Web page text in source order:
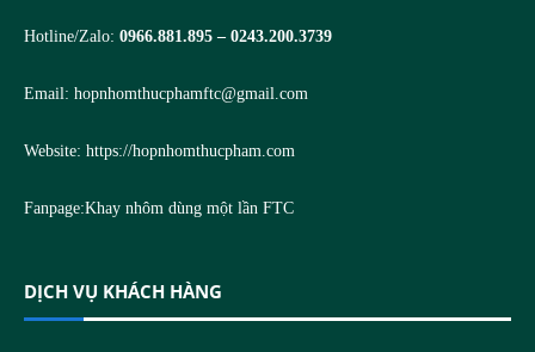
Hotline/Zalo: 0966.881.895 – 0243.200.3739
Email: hopnhomthucphamftc@gmail.com
Website: https://hopnhomthucpham.com
Fanpage:Khay nhôm dùng một lần FTC
DỊCH VỤ KHÁCH HÀNG